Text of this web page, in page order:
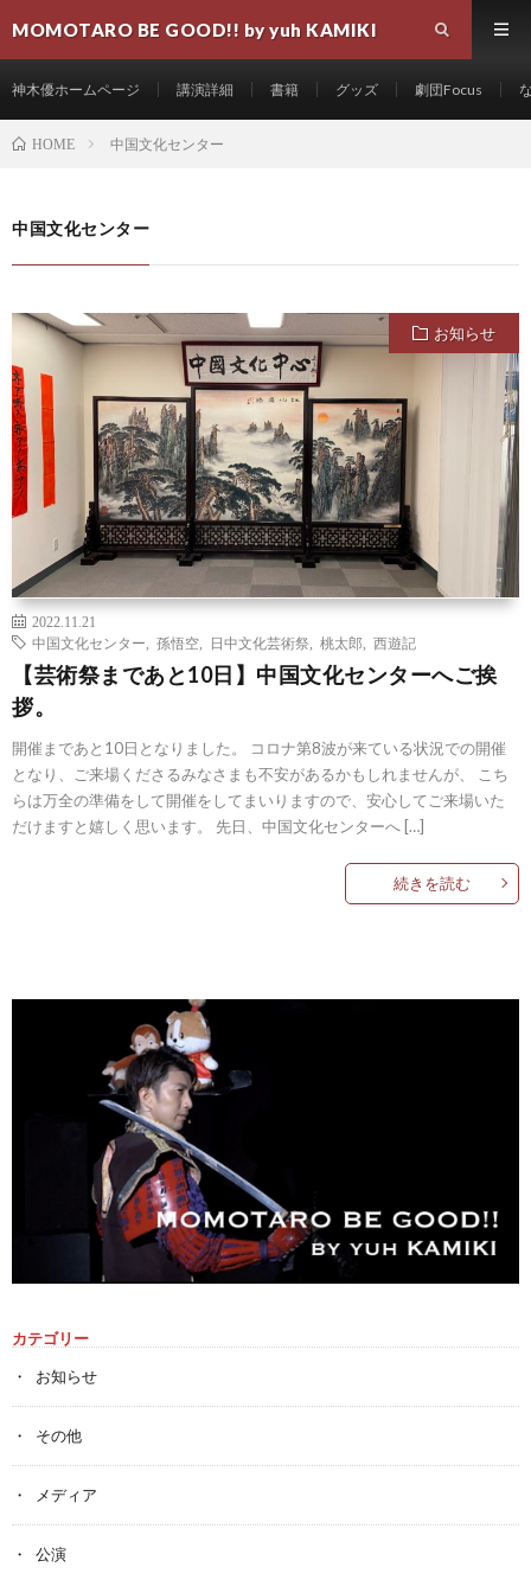
MOMOTARO BE GOOD!! by yuh KAMIKI
神木優ホームページ 講演詳細 書籍 グッズ 劇団Focus
HOME 中国文化センター
中国文化センター
お知らせ
2022.11.21
中国文化センター
孫悟空 日中文化芸術祭 桃太郎 西遊記
【芸術祭まであと10日】中国文化センターへご挨
拶。
開催まであと10日となりました。 コロナ第8波が来ている状況での開催
となり、ご来場くださるみなさまも不安があるかもしれませんが、 こち
らは万全の準備をして開催をしてまいりますので、安心してご来場いた
だけますと嬉しく思います。 先日、中国文化センターへ […]
続きを読む
カテゴリー
お知らせ
その他
メディア
公演